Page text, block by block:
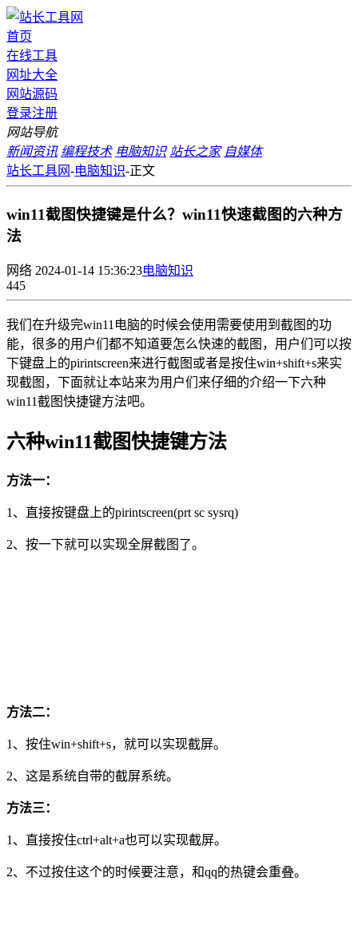
首页
在线工具
网址大全
网站源码
登录注册
网站导航
新闻资讯 编程技术 电脑知识 站长之家 自媒体
站长工具网-电脑知识-正文
win11截图快捷键是什么？win11快速截图的六种方
法
网络 2024-01-14 15:36:23电脑知识
445
我们在升级完win11电脑的时候会使用需要使用到截图的功
能，很多的用户们都不知道要怎么快速的截图，用户们可以按
下键盘上的pirintscreen来进行截图或者是按住win+shift+s来实
现截图，下面就让本站来为用户们来仔细的介绍一下六种
win11截图快捷键方法吧。
六种win11截图快捷键方法
方法一：
1、直接按键盘上的pirintscreen(prt sc sysrq)
2、按一下就可以实现全屏截图了。
方法二：
1、按住win+shift+s，就可以实现截屏。
2、这是系统自带的截屏系统。
方法三：
1、直接按住ctrl+alt+a也可以实现截屏。
2、不过按住这个的时候要注意，和qq的热键会重叠。